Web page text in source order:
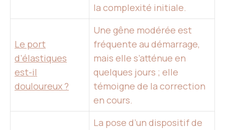
la complexité initiale.
Le port
d’élastiques
est-il
douloureux ?
Une gêne modérée est
fréquente au démarrage,
mais elle s’atténue en
quelques jours ; elle
témoigne de la correction
en cours.
La pose d’un dispositif de